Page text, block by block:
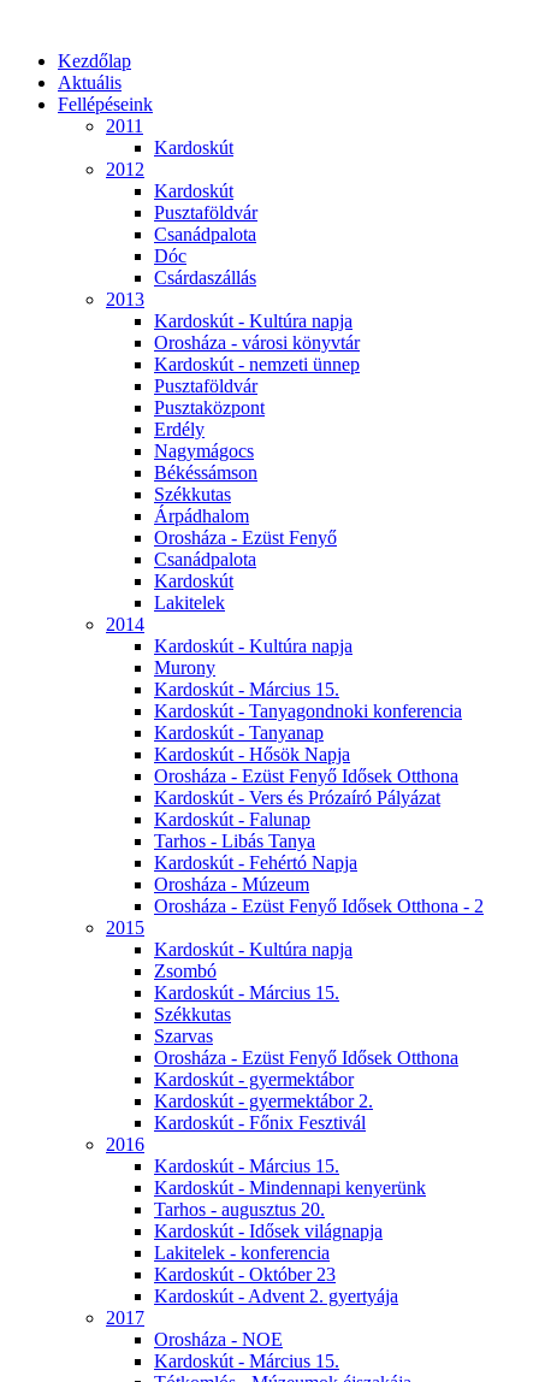
Kezdőlap
Aktuális
Fellépéseink
2011
Kardoskút
2012
Kardoskút
Pusztaföldvár
Csanádpalota
Dóc
Csárdaszállás
2013
Kardoskút - Kultúra napja
Orosháza - városi könyvtár
Kardoskút - nemzeti ünnep
Pusztaföldvár
Pusztaközpont
Erdély
Nagymágocs
Békéssámson
Székkutas
Árpádhalom
Orosháza - Ezüst Fenyő
Csanádpalota
Kardoskút
Lakitelek
2014
Kardoskút - Kultúra napja
Murony
Kardoskút - Március 15.
Kardoskút - Tanyagondnoki konferencia
Kardoskút - Tanyanap
Kardoskút - Hősök Napja
Orosháza - Ezüst Fenyő Idősek Otthona
Kardoskút - Vers és Prózaíró Pályázat
Kardoskút - Falunap
Tarhos - Libás Tanya
Kardoskút - Fehértó Napja
Orosháza - Múzeum
Orosháza - Ezüst Fenyő Idősek Otthona - 2
2015
Kardoskút - Kultúra napja
Zsombó
Kardoskút - Március 15.
Székkutas
Szarvas
Orosháza - Ezüst Fenyő Idősek Otthona
Kardoskút - gyermektábor
Kardoskút - gyermektábor 2.
Kardoskút - Főnix Fesztivál
2016
Kardoskút - Március 15.
Kardoskút - Mindennapi kenyerünk
Tarhos - augusztus 20.
Kardoskút - Idősek világnapja
Lakitelek - konferencia
Kardoskút - Október 23
Kardoskút - Advent 2. gyertyája
2017
Orosháza - NOE
Kardoskút - Március 15.